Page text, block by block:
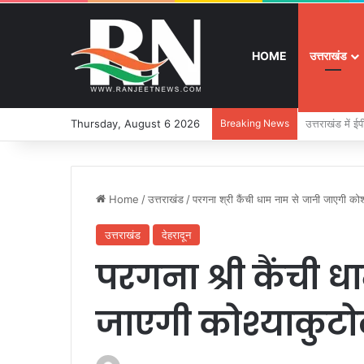
HOME उत्तराखंड
Thursday, August 6 2026 Breaking News बुजुर्ग-
Home /उत्तराखंड /परगना श्री कैंची धाम नाम से जानी जाएगी
उत्तराखंड देहरादून
परगना श्री कैंची
जाएगी